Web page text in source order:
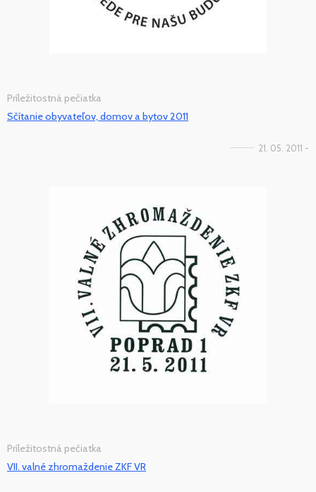
Príležitostná pečiatka
Sčítanie obyvateľov, domov a bytov 2011
21. 05. 2011 -
Príležitostná pečiatka
VII. valné zhromaždenie ZKF VR